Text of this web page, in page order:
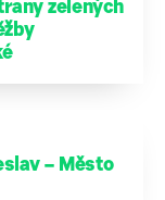
zelených
– Město